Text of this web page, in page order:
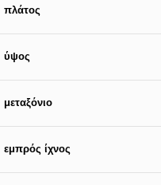
πλάτος
ύψος
μεταξόνιο
εμπρός ίχνος